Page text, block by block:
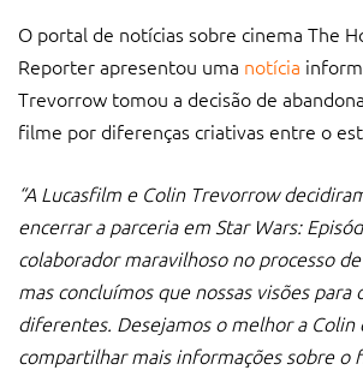
O portal de notícias sobre cinema The
Reporter apresentou uma notícia
Trevorrow tomou a decisão de
filme por diferenças criativas entre o
“A Lucasfilm e Colin Trevorrow
encerrar a parceria em Star Wars:
colaborador maravilhoso no processo
mas concluímos que nossas visões para
diferentes. Desejamos o melhor a Colin
compartilhar mais informações sobre o